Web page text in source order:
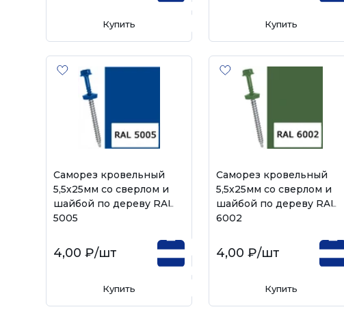
Купить Купить
Саморез кровельный
5,5х25мм со сверлом и
шайбой по дереву RAL
5005
4,00 ₽/шт
Купить
Саморез кровельный
5,5х25мм со сверлом и
шайбой по дереву RAL
6002
4,00 ₽/шт
Купить